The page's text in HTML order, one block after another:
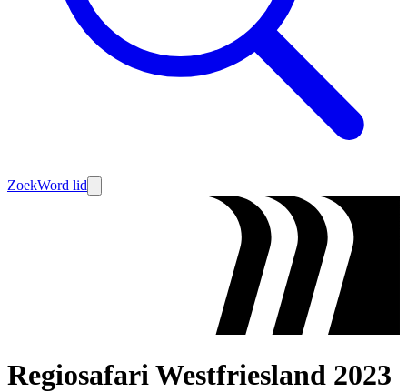
ZoekWord lid
Regiosafari Westfriesland 2023